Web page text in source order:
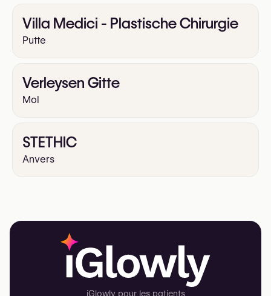
Villa Medici - Plastische Chirurgie
Putte
Verleysen Gitte
Mol
STETHIC
Anvers
iGlowly pour les patients